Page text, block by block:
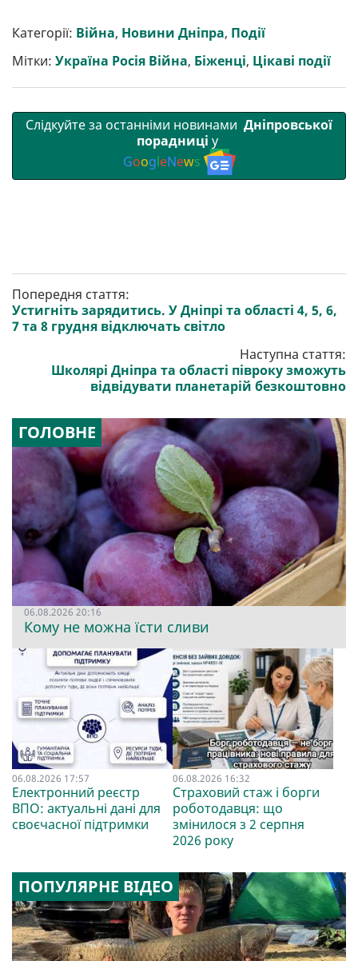
р
и
т
и
b
o
o
k
t
e
r
l g
r
a
m
s
A
p
p
r l
Категорії: Війна, Новини Дніпра, Події
Мітки: Україна Росія Війна, Біженці, Цікаві події
Слідкуйте за останніми новинами Дніпровської
порадниці у
GoogleNews
Попередня стаття:
Устигніть зарядитись. У Дніпрі та області 4, 5, 6,
7 та 8 грудня відключать світло
Наступна стаття:
Школярі Дніпра та області півроку зможуть
відвідувати планетарій безкоштовно
ГОЛОВНЕ
06.08.2026 20:16
Кому не можна їсти сливи
06.08.2026 17:57
Електронний реєстр
ВПО: актуальні дані для
своєчасної підтримки
06.08.2026 16:32
Страховий стаж і борги
роботодавця: що
змінилося з 2 серпня
2026 року
ПОПУЛЯРНЕ ВІДЕО